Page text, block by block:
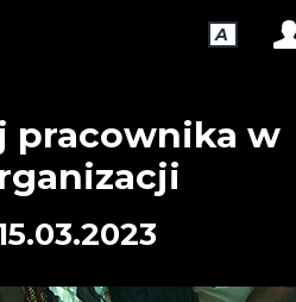
A
pracownika w